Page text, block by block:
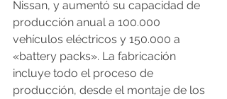
Nissan, y aumentó su capacidad de
producción anual a 100.000
vehículos eléctricos y 150.000 a
«battery packs». La fabricación
incluye todo el proceso de
producción, desde el montaje de los